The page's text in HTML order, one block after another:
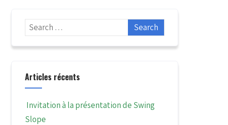
Articles récents
Invitation à la présentation de Swing
Slope